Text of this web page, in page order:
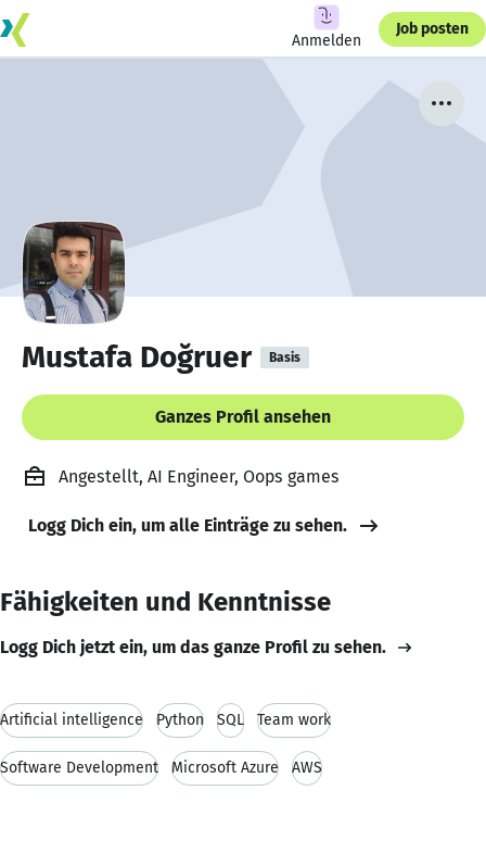
Anmelden
Job posten
Mustafa Doğruer Basis
Ganzes Profil ansehen
Angestellt, AI Engineer, Oops games
Logg Dich ein, um alle Einträge zu sehen.
Fähigkeiten und Kenntnisse
Logg Dich jetzt ein, um das ganze Profil zu sehen.
Artificial intelligence Python SQL Team work
Software Development Microsoft Azure AWS